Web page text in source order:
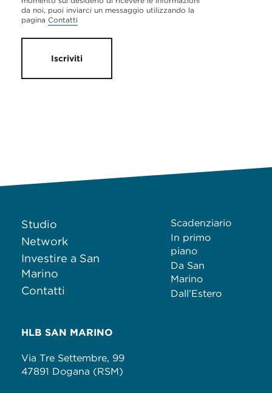
da noi, puoi inviarci un messaggio utilizzando la
pagina Contatti
Iscriviti
Studio
Network
Investire a San
Marino
Contatti
Scadenziario
In primo
piano
Da San
Marino
Dall’Estero
HLB SAN MARINO
Via Tre Settembre, 99
47891 Dogana (RSM)